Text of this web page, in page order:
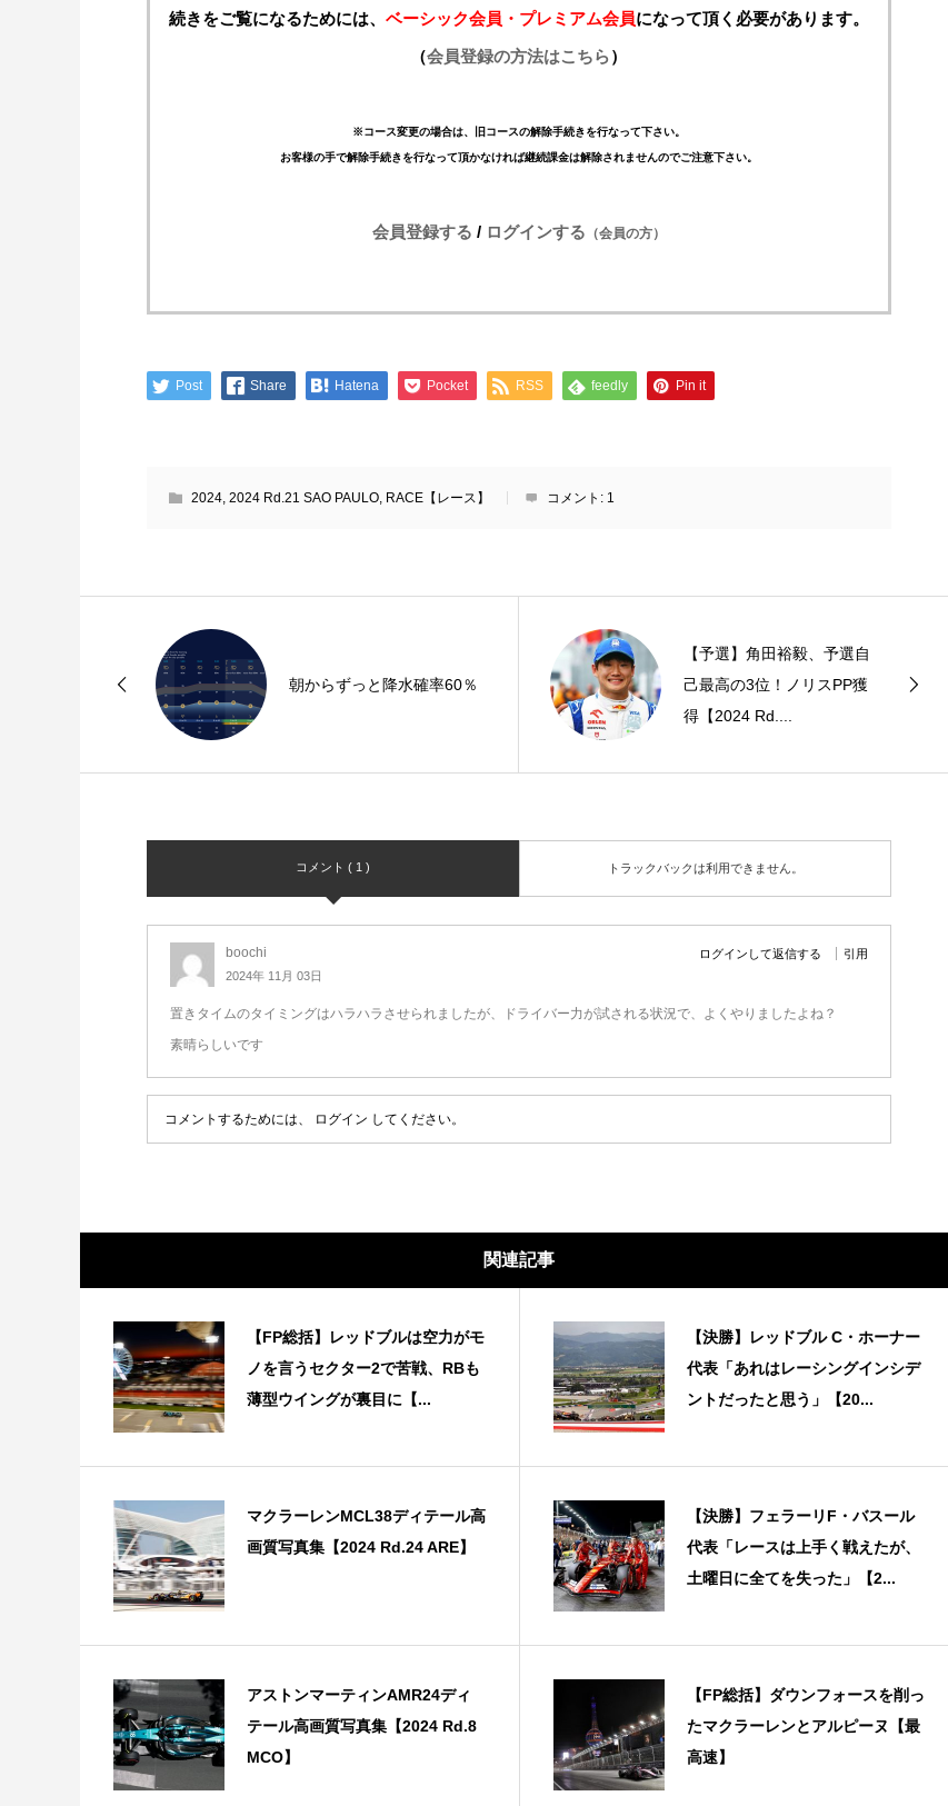
続きをご覧になるためには、 ベーシック会員・プレミアム会員になって頂く必要があります。
（会員登録の方法はこちら）
※コース変更の場合は、旧コースの解除手続きを行なって下さい。
お客様の手で解除手続きを行なって頂かなければ継続課金は解除されませんのでご注意下さい。
会員登録する / ログインする （会員の方）
Post Share Hatena Pocket RSS feedly Pin it
2024, 2024 Rd.21 SAO PAULO, RACE【レース】 コメント: 1
朝からずっと降水確率60％
【予選】角田裕毅、予選自
己最高の3位！ノリスPP獲
得【2024 Rd....
コメント ( 1 ) トラックバックは利用できません。
boochi
2024年 11月 03日
ログインして返信する 引用
置きタイムのタイミングはハラハラさせられましたが、ドライバー力が試される状況で、よくやりましたよね？
素晴らしいです
コメントするためには、 ログイン してください。
関連記事
【FP総括】レッドブルは空力がモ
ノを言うセクター2で苦戦、RBも
薄型ウイングが裏目に【...
【決勝】レッドブル C・ホーナー
代表「あれはレーシングインシデ
ントだったと思う」【20...
マクラーレンMCL38ディテール高
画質写真集【2024 Rd.24 ARE】
【決勝】フェラーリF・バスール
代表「レースは上手く戦えたが、
土曜日に全てを失った」【2...
アストンマーティンAMR24ディ
テール高画質写真集【2024 Rd.8
MCO】
【FP総括】ダウンフォースを削っ
たマクラーレンとアルピーヌ【最
高速】